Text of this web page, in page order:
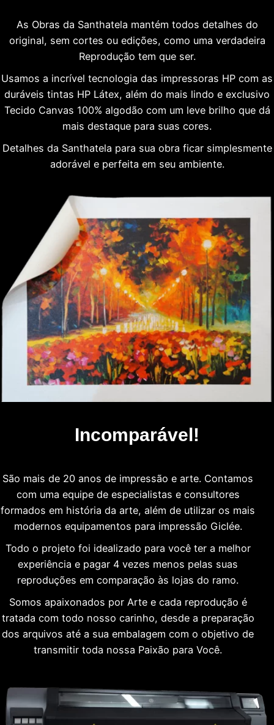
As Obras da Santhatela mantém todos detalhes do
original, sem cortes ou edições, como uma verdadeira
Reprodução tem que ser.
Usamos a incrível tecnologia das impressoras HP com as
duráveis tintas HP Látex, além do mais lindo e exclusivo
Tecido Canvas 100% algodão com um leve brilho que dá
mais destaque para suas cores.
Detalhes da Santhatela para sua obra ficar simplesmente
adorável e perfeita em seu ambiente.
Incomparável!
São mais de 20 anos de impressão e arte. Contamos
com uma equipe de especialistas e consultores
formados em história da arte, além de utilizar os mais
modernos equipamentos para impressão Giclée.
Todo o projeto foi idealizado para você ter a melhor
experiência e pagar 4 vezes menos pelas suas
reproduções em comparação às lojas do ramo.
Somos apaixonados por Arte e cada reprodução é
tratada com todo nosso carinho, desde a preparação
dos arquivos até a sua embalagem com o objetivo de
transmitir toda nossa Paixão para Você.